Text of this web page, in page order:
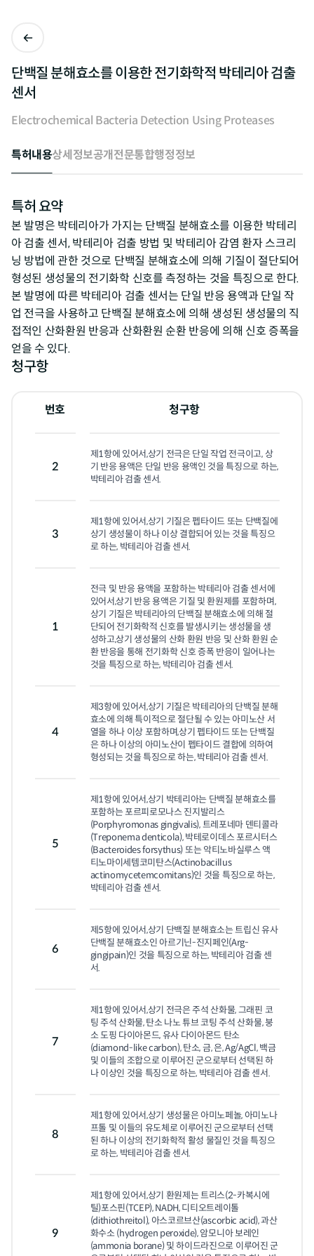
단백질 분해효소를 이용한 전기화학적 박테리아 검출
센서
Electrochemical Bacteria Detection Using Proteases
특허내용상세정보공개전문통합행정정보
특허 요약
본 발명은 박테리아가 가지는 단백질 분해효소를 이용한 박테리
아 검출 센서, 박테리아 검출 방법 및 박테리아 감염 환자 스크리
닝 방법에 관한 것으로 단백질 분해효소에 의해 기질이 절단되어
형성된 생성물의 전기화학 신호를 측정하는 것을 특징으로 한다.
본 발명에 따른 박테리아 검출 센서는 단일 반응 용액과 단일 작
업 전극을 사용하고 단백질 분해효소에 의해 생성된 생성물의 직
접적인 산화환원 반응과 산화환원 순환 반응에 의해 신호 증폭을
얻을 수 있다.
청구항
번호 청구항
2
제1항에 있어서,상기 전극은 단일 작업 전극이고, 상
기 반응 용액은 단일 반응 용액인 것을 특징으로 하는,
박테리아 검출 센서.
3
제1항에 있어서,상기 기질은 펩타이드 또는 단백질에
상기 생성물이 하나 이상 결합되어 있는 것을 특징으
로 하는, 박테리아 검출 센서.
1
전극 및 반응 용액을 포함하는 박테리아 검출 센서에
있어서,상기 반응 용액은 기질 및 환원제를 포함하며,
상기 기질은 박테리아의 단백질 분해효소에 의해 절
단되어 전기화학적 신호를 발생시키는 생성물을 생
성하고,상기 생성물의 산화 환원 반응 및 산화 환원 순
환 반응을 통해 전기화학 신호 증폭 반응이 일어나는
것을 특징으로 하는, 박테리아 검출 센서.
4
제3항에 있어서,상기 기질은 박테리아의 단백질 분해
효소에 의해 특이적으로 절단될 수 있는 아미노산 서
열을 하나 이상 포함하며,상기 펩타이드 또는 단백질
은 하나 이상의 아미노산이 펩타이드 결합에 의하여
형성되는 것을 특징으로 하는, 박테리아 검출 센서.
5
제1항에 있어서,상기 박테리아는 단백질 분해효소를
포함하는 포르피로모나스 진지발리스
(Porphyromonas gingivalis), 트레포네마 덴티콜라
(Treponema denticola), 박테로이데스 포르시터스
(Bacteroides forsythus) 또는 악티노바실루스 액
티노마이세템코미탄스(Actinobacillus
actinomycetemcomitans)인 것을 특징으로 하는,
박테리아 검출 센서.
6
제5항에 있어서,상기 단백질 분해효소는 트립신 유사
단백질 분해효소인 아르기닌-진지페인(Arg-
gingipain)인 것을 특징으로 하는, 박테리아 검출 센
서.
7
제1항에 있어서,상기 전극은 주석 산화물, 그래핀 코
팅 주석 산화물, 탄소 나노 튜브 코팅 주석 산화물, 붕
소 도핑 다이아몬드, 유사 다이아몬드 탄소
(diamond-like carbon), 탄소, 금, 은, Ag/AgCl, 백금
및 이들의 조합으로 이루어진 군으로부터 선택된 하
나 이상인 것을 특징으로 하는, 박테리아 검출 센서.
8
제1항에 있어서,상기 생성물은 아미노페놀, 아미노나
프톨 및 이들의 유도체로 이루어진 군으로부터 선택
된 하나 이상의 전기화학적 활성 물질인 것을 특징으
로 하는, 박테리아 검출 센서.
9
제1항에 있어서,상기 환원제는 트리스(2-카복시에
틸)포스핀(TCEP), NADH, 디티오트레이톨
(dithiothreitol), 아스코르브산(ascorbic acid), 과산
화수소 (hydrogen peroxide), 암모니아 보레인
(ammonia borane) 및 하이드라진으로 이루어진 군